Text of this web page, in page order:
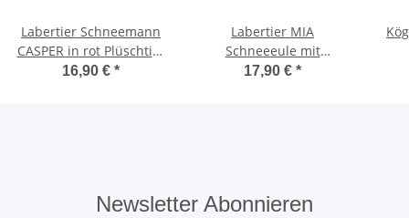
Labertier Schneemann
CASPER in rot Plüschtier
Partygag
16,90 € *
Labertier MIA
Schneeeule mit
Wackelkopf aus Plüsch
17,90 € *
Newsletter Abonnieren